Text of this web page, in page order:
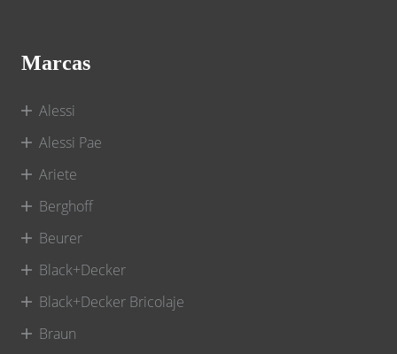
Marcas
Alessi
Alessi Pae
Ariete
Berghoff
Beurer
Black+Decker
Black+Decker Bricolaje
Braun